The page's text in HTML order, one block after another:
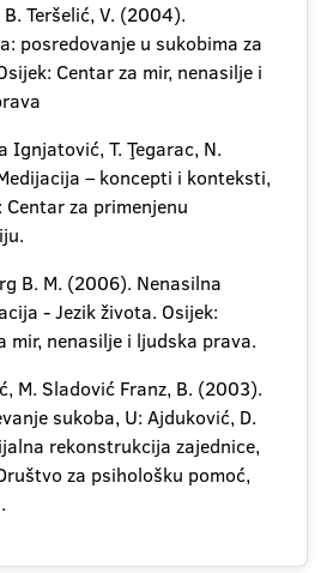
Teršelić, V. (2004).
posredovanje u sukobima za
Centar za mir, nenasilje i
Ignjatović, T. Ţegarac, N.
– koncepti i konteksti,
Centar za primenjenu
B. M. (2006). Nenasilna
- Jezik života. Osijek:
mir, nenasilje i ljudska prava.
M. Sladović Franz, B. (2003).
sukoba, U: Ajduković, D.
rekonstrukcija zajednice,
za psihološku pomoć,